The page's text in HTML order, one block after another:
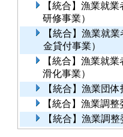
【統合】漁業就
研修事業）
【統合】漁業就
金貸付事業）
【統合】漁業就
滑化事業）
【統合】漁業団
【統合】漁業調
【統合】漁業調